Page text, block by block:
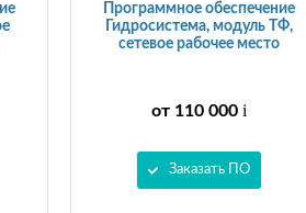
Программное обеспечение
Гидросистема, модуль ТФ,
сетевое рабочее место
от 110 000 i
Заказать ПО